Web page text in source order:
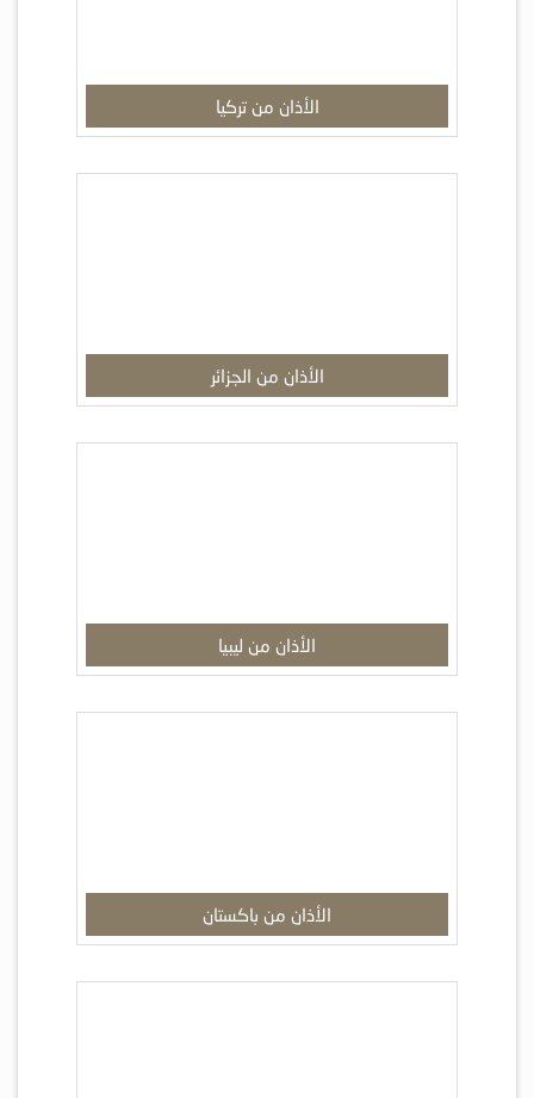
الأذان من تركيا
الأذان من الجزائر
الأذان من ليبيا
الأذان من باكستان